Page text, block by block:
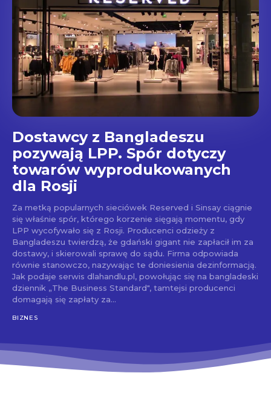
Dostawcy z Bangladeszu
pozywają LPP. Spór dotyczy
towarów wyprodukowanych
dla Rosji
Za metką popularnych sieciówek Reserved i Sinsay ciągnie
się właśnie spór, którego korzenie sięgają momentu, gdy
LPP wycofywało się z Rosji. Producenci odzieży z
Bangladeszu twierdzą, że gdański gigant nie zapłacił im za
dostawy, i skierowali sprawę do sądu. Firma odpowiada
równie stanowczo, nazywając te doniesienia dezinformacją.
Jak podaje serwis dlahandlu.pl, powołując się na bangladeski
dziennik „The Business Standard", tamtejsi producenci
domagają się zapłaty za...
BIZNES